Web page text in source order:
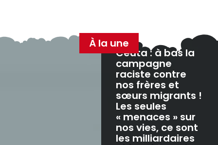
À la une
Ceuta : à bas la
campagne
raciste contre
nos frères et
sœurs migrants !
Les seules
« menaces » sur
nos vies, ce sont
les milliardaires